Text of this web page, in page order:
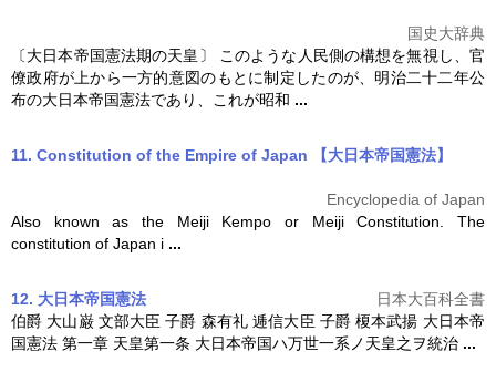
国史大辞典
〔大日本帝国憲法期の天皇〕 このような人民側の構想を無視し、官
僚政府が上から一方的意図のもとに制定したのが、明治二十二年公
布の大日本帝国憲法であり、これが昭和 ...
11. Constitution of the Empire of Japan 【大日本帝国憲法】
Encyclopedia of Japan
Also known as the Meiji Kempo or Meiji Constitution. The
constitution of Japan i ...
12. 大日本帝国憲法
日本大百科全書
伯爵 大山巌 文部大臣 子爵 森有礼 逓信大臣 子爵 榎本武揚 大日本帝
国憲法 第一章 天皇第一条 大日本帝国ハ万世一系ノ天皇之ヲ統治 ...